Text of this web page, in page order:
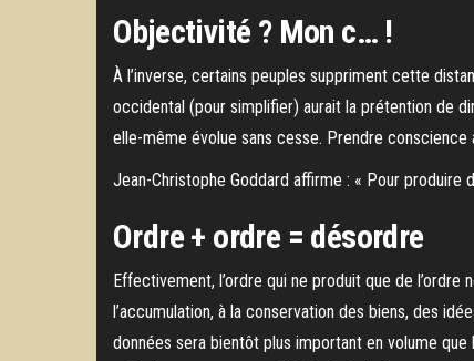
Objectivité ? Mon c… !
À l’inverse, certains peuples suppriment cette
occidental (pour simplifier) aurait la prétention de
elle-même évolue sans cesse. Prendre conscience
Jean-Christophe Goddard affirme : « Pour produire
Ordre + ordre = désordre
Effectivement, l’ordre qui ne produit que de l’ordre
l’accumulation, à la conservation des biens, des
données sera bientôt plus important en volume